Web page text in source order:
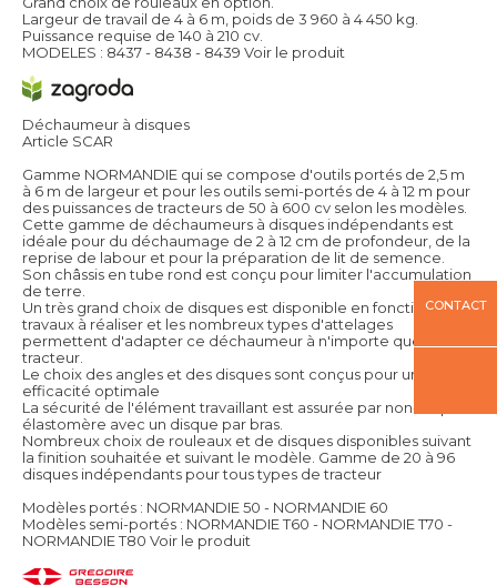
Largeur de travail de 4 à 6 m, poids de 3 960 à 4 450 kg.
Puissance requise de 140 à 210 cv.
MODELES : 8437 - 8438 - 8439 Voir le produit
Déchaumeur à disques
Article SCAR
Gamme NORMANDIE qui se compose d'outils portés de 2,5 m
à 6 m de largeur et pour les outils semi-portés de 4 à 12 m pour
des puissances de tracteurs de 50 à 600 cv selon les modèles.
Cette gamme de déchaumeurs à disques indépendants est
idéale pour du déchaumage de 2 à 12 cm de profondeur, de la
reprise de labour et pour la préparation de lit de semence.
Son châssis en tube rond est conçu pour limiter l'accumulation
de terre.
Un très grand choix de disques est disponible en fonction des
travaux à réaliser et les nombreux types d'attelages
permettent d'adapter ce déchaumeur à n'importe quel
tracteur.
Le choix des angles et des disques sont conçus pour une
efficacité optimale
La sécurité de l'élément travaillant est assurée par non-stop
élastomère avec un disque par bras.
Nombreux choix de rouleaux et de disques disponibles suivant
la finition souhaitée et suivant le modèle. Gamme de 20 à 96
disques indépendants pour tous types de tracteur
Modèles portés : NORMANDIE 50 - NORMANDIE 60
Modèles semi-portés : NORMANDIE T60 - NORMANDIE T70 -
NORMANDIE T80 Voir le produit
CONTACT